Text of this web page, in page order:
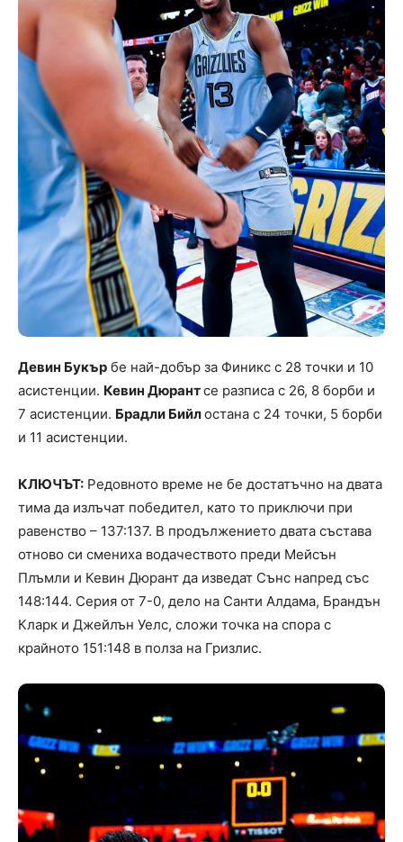
Девин Букър бе най-добър за Финикс с 28 точки и 10
асистенции. Кевин Дюрантсе разписа с 26, 8 борби и
7 асистенции. Брадли Бийлостана с 24 точки, 5 борби
и 11 асистенции.
КЛЮЧЪТ: Редовното време не бе достатъчно на двата
тима да излъчат победител, като то приключи при
равенство – 137:137. В продължението двата състава
отново си смениха водачеството преди Мейсън
Плъмли и Кевин Дюрант да изведат Сънс напред със
148:144. Серия от 7-0, дело на Санти Алдама, Брандън
Кларк и Джейлън Уелс, сложи точка на спора с
крайното 151:148 в полза на Гризлис.